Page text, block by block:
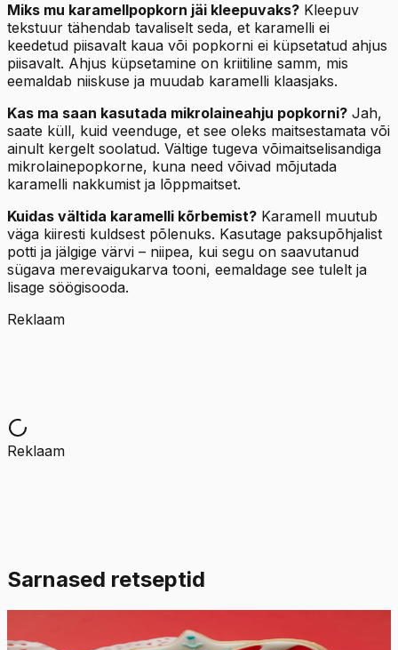
Miks mu karamellpopkorn jäi kleepuvaks? Kleepuv
tekstuur tähendab tavaliselt seda, et karamelli ei
keedetud piisavalt kaua või popkorni ei küpsetatud ahjus
piisavalt. Ahjus küpsetamine on kriitiline samm, mis
eemaldab niiskuse ja muudab karamelli klaasjaks.
Kas ma saan kasutada mikrolaineahju popkorni? Jah,
saate küll, kuid veenduge, et see oleks maitsestamata või
ainult kergelt soolatud. Vältige tugeva võimaitselisandiga
mikrolainepopkorne, kuna need võivad mõjutada
karamelli nakkumist ja lõppmaitset.
Kuidas vältida karamelli kõrbemist? Karamell muutub
väga kiiresti kuldsest põlenuks. Kasutage paksupõhjalist
potti ja jälgige värvi – niipea, kui segu on saavutanud
sügava merevaigukarva tooni, eemaldage see tulelt ja
lisage söögisooda.
Reklaam
Reklaam
Sarnased retseptid